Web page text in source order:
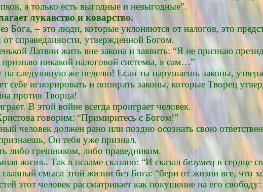
а только есть выгодные и невыгодные”.
лукавство и коварство.
– это люди, которые уклоняются от налогов, это
справедливости, утвержденной Богом.
Латвии жить вне закона и заявить: “Я не признаю
никакой налоговой системы, я сам…”
следующую же неделю! Если ты нарушаешь законы,
себе игнорировать и попирать законы, которые Творец
против Творца!
В этой войне всегда проиграет человек.
говорим: “Примиритесь с Богом!”
человек должен рано или поздно осознать свою
Он тебя уже признал.
либо грешником, либо праведником.
жизнь. Так в псалме сказано: “И сказалбезумец в сердце
смысл этой жизни без Бога: “бери от жизни все, что
этот человек рассматривает как покушение на его